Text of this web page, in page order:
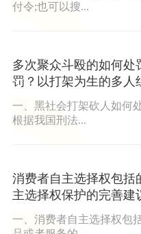
付令;也可以搜...
多次聚众斗殴的如何处
罚？以打架为生的多人
一、黑社会打架砍人如何
根据我国刑法...
消费者自主选择权包括
主选择权保护的完善建
一、消费者自主选择权包